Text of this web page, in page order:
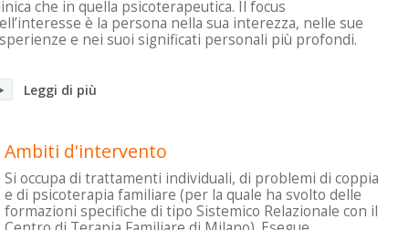
che in quella psicoterapeutica. Il focus
è la persona nella sua interezza, nelle sue
e nei suoi significati personali più profondi.
Leggi di più
Ambiti d'intervento
Si occupa di trattamenti individuali, di problemi di coppia
e di psicoterapia familiare (per la quale ha svolto delle
formazioni specifiche di tipo Sistemico Relazionale con il